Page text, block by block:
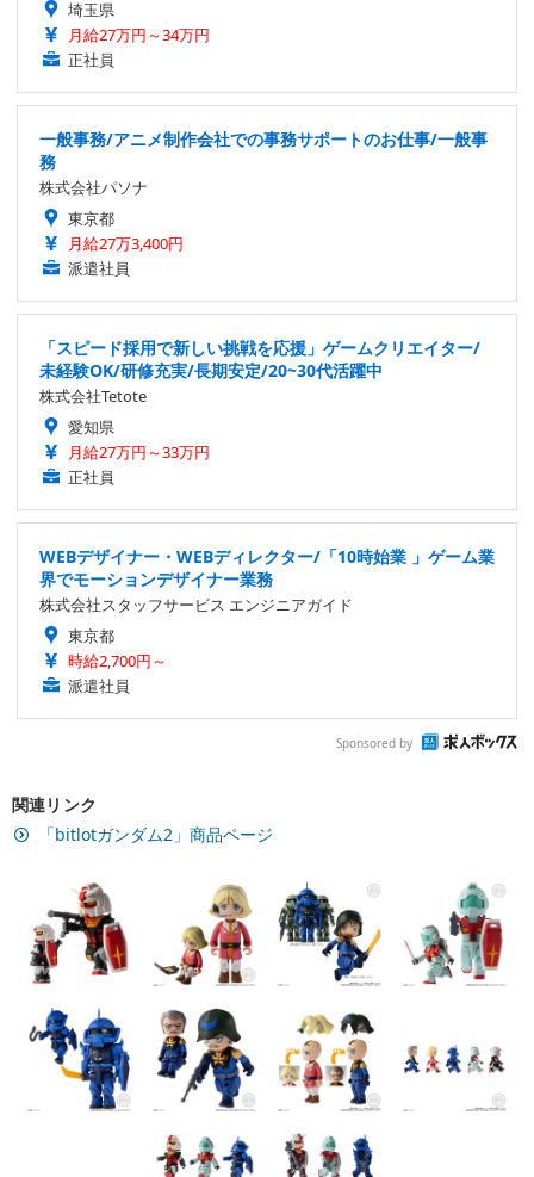
埼玉県
月給27万円～34万円
正社員
一般事務/アニメ制作会社での事務サポートのお仕事/一般事
務
株式会社パソナ
東京都
月給27万3,400円
派遣社員
「スピード採用で新しい挑戦を応援」ゲームクリエイター/
未経験OK/研修充実/長期安定/20~30代活躍中
株式会社Tetote
愛知県
月給27万円～33万円
正社員
WEBデザイナー・WEBディレクター/「10時始業 」ゲーム業
界でモーションデザイナー業務
株式会社スタッフサービス エンジニアガイド
東京都
時給2,700円～
派遣社員
Sponsored by
関連リンク
「bitlotガンダム2」商品ページ